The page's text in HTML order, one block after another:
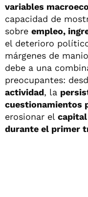
variables
capacidad de
sobre empleo,
el deterioro
márgenes de
debe a una
preocupantes:
actividad, la
cuestionamientos
erosionar el
durante el primer